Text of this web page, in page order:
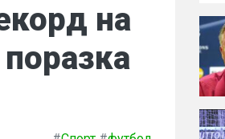
на